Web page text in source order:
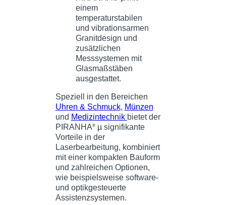
Speziell in den Bereichen
Uhren & Schmuck, Münzen
und Medizintechnik bietet der
PIRANHA®µ signifikante
Vorteile in der
Laserbearbeitung, kombiniert
mit einer kompakten Bauform
und zahlreichen Optionen,
wie beispielsweise software-
und optikgesteuerte
Assistenzsystemen.